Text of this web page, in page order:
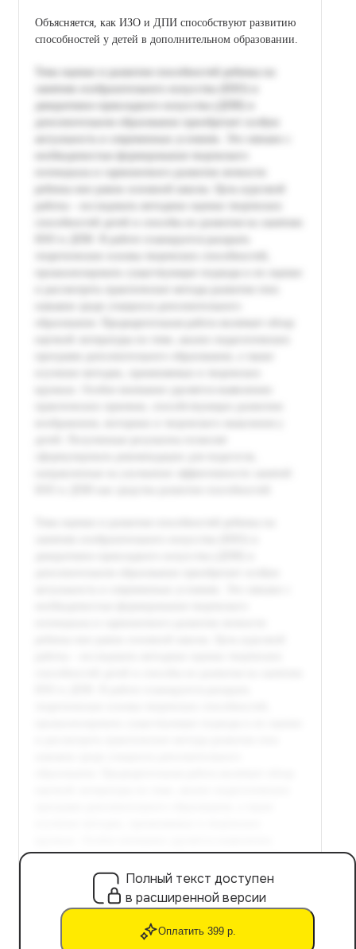
Объясняется, как ИЗО и ДПИ способствуют развитию
способностей у детей в дополнительном образовании.
Полный текст доступен
в расширенной версии
Оплатить 399 р.